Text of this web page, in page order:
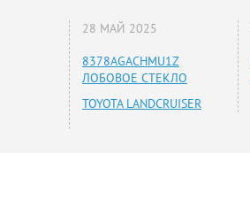
28 МАЙ 2025
8378AGACHMU1Z
ЛОБОВОЕ СТЕКЛО
TOYOTA LANDCRUISER